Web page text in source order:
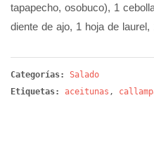
tapapecho, osobuco), 1
diente de ajo, 1 hoja de
Categorías: Salado
Etiquetas:
aceitunas ,